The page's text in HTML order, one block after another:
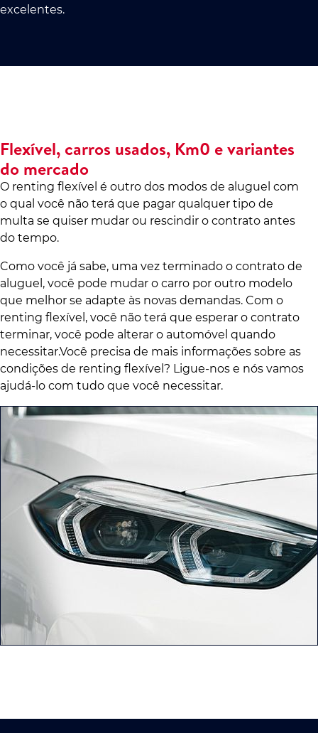
excelentes.
Flexível, carros usados, Km0 e variantes
do mercado
O renting flexível é outro dos modos de aluguel com
o qual você não terá que pagar qualquer tipo de
multa se quiser mudar ou rescindir o contrato antes
do tempo.
Como você já sabe, uma vez terminado o contrato de
aluguel, você pode mudar o carro por outro modelo
que melhor se adapte às novas demandas. Com o
renting flexível, você não terá que esperar o contrato
terminar, você pode alterar o automóvel quando
necessitar.Você precisa de mais informações sobre as
condições de renting flexível? Ligue-nos e nós vamos
ajudá-lo com tudo que você necessitar.